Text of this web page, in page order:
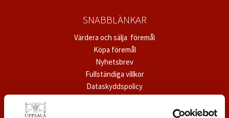
SNABBLÄNKAR
Värdera och sälja föremål
Köpa föremål
Nyhetsbrev
Fullständiga villkor
Dataskyddspolicy